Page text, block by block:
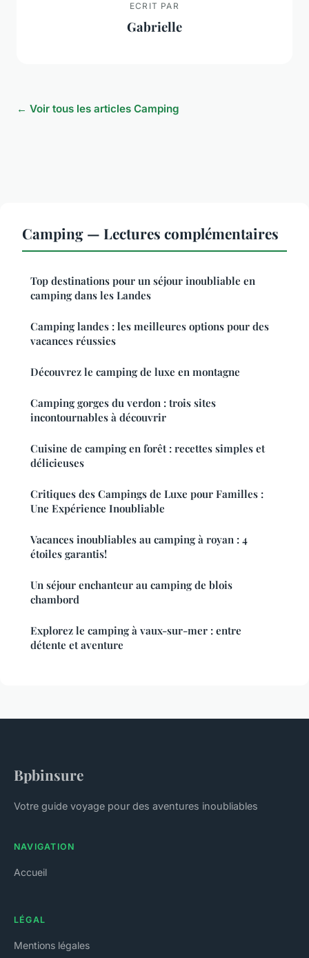
ECRIT PAR
Gabrielle
← Voir tous les articles Camping
Camping — Lectures complémentaires
Top destinations pour un séjour inoubliable en
camping dans les Landes
Camping landes : les meilleures options pour des
vacances réussies
Découvrez le camping de luxe en montagne
Camping gorges du verdon : trois sites
incontournables à découvrir
Cuisine de camping en forêt : recettes simples et
délicieuses
Critiques des Campings de Luxe pour Familles :
Une Expérience Inoubliable
Vacances inoubliables au camping à royan : 4
étoiles garantis!
Un séjour enchanteur au camping de blois
chambord
Explorez le camping à vaux-sur-mer : entre
détente et aventure
Bpbinsure
Votre guide voyage pour des aventures inoubliables
NAVIGATION
Accueil
LÉGAL
Mentions légales